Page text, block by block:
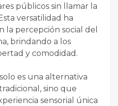
públicos sin llamar la
versatilidad ha
la percepción social del
brindando a los
y comodidad.
es una alternativa
sino que
sensorial única